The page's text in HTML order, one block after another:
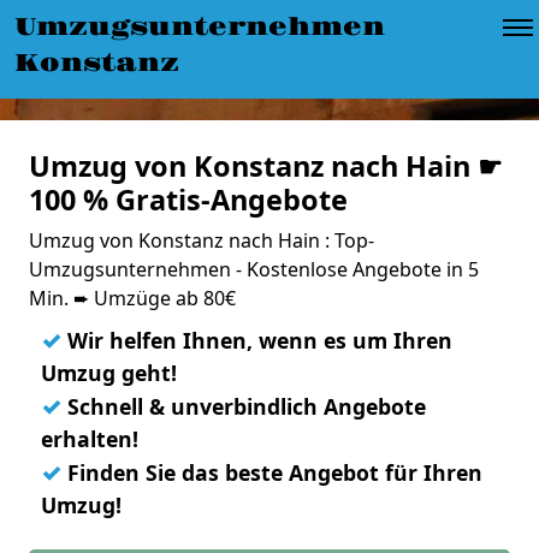
Umzugsunternehmen
Konstanz
Umzug von Konstanz nach Hain ☛
100 % Gratis-Angebote
Umzug von Konstanz nach Hain : Top-
Umzugsunternehmen - Kostenlose Angebote in 5
Min. ➨ Umzüge ab 80€
✓ Wir helfen Ihnen, wenn es um Ihren
Umzug geht!
✓ Schnell & unverbindlich Angebote
erhalten!
✓ Finden Sie das beste Angebot für Ihren
Umzug!